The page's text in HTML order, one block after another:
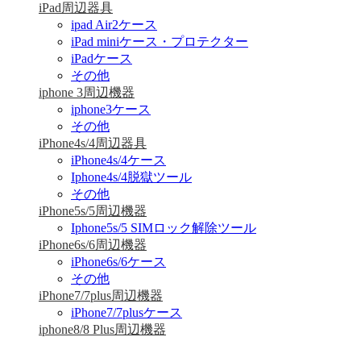
iPad周辺器具
ipad Air2ケース
iPad miniケース・プロテクター
iPadケース
その他
iphone 3周辺機器
iphone3ケース
その他
iPhone4s/4周辺器具
iPhone4s/4ケース
Iphone4s/4脱獄ツール
その他
iPhone5s/5周辺機器
Iphone5s/5 SIMロック解除ツール
iPhone6s/6周辺機器
iPhone6s/6ケース
その他
iPhone7/7plus周辺機器
iPhone7/7plusケース
iphone8/8 Plus周辺機器